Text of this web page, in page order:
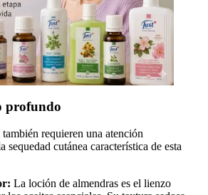
profundo
requieren una atención
sequedad cutánea característica de esta
La loción de almendras es el lienzo